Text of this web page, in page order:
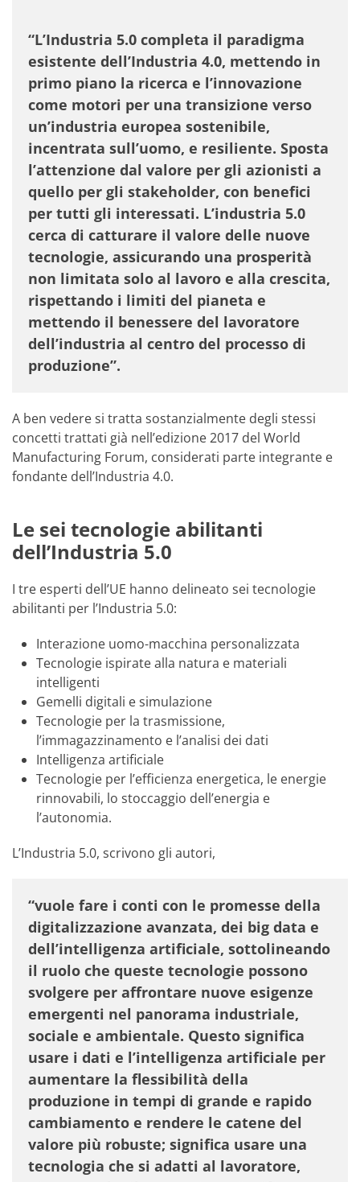
“L’Industria 5.0 completa il paradigma
esistente dell’Industria 4.0, mettendo in
primo piano la ricerca e l’innovazione
come motori per una transizione verso
un’industria europea sostenibile,
incentrata sull’uomo, e resiliente. Sposta
l’attenzione dal valore per gli azionisti a
quello per gli stakeholder, con benefici
per tutti gli interessati. L’industria 5.0
cerca di catturare il valore delle nuove
tecnologie, assicurando una prosperità
non limitata solo al lavoro e alla crescita,
rispettando i limiti del pianeta e
mettendo il benessere del lavoratore
dell’industria al centro del processo di
produzione”.
A ben vedere si tratta sostanzialmente degli stessi
concetti trattati già nell’edizione 2017 del World
Manufacturing Forum, considerati parte integrante e
fondante dell’Industria 4.0.
Le sei tecnologie abilitanti
dell’Industria 5.0
I tre esperti dell’UE hanno delineato sei tecnologie
abilitanti per l’Industria 5.0:
Interazione uomo-macchina personalizzata
Tecnologie ispirate alla natura e materiali
intelligenti
Gemelli digitali e simulazione
Tecnologie per la trasmissione,
l’immagazzinamento e l’analisi dei dati
Intelligenza artificiale
Tecnologie per l’efficienza energetica, le energie
rinnovabili, lo stoccaggio dell’energia e
l’autonomia.
L’Industria 5.0, scrivono gli autori,
“vuole fare i conti con le promesse della
digitalizzazione avanzata, dei big data e
dell’intelligenza artificiale, sottolineando
il ruolo che queste tecnologie possono
svolgere per affrontare nuove esigenze
emergenti nel panorama industriale,
sociale e ambientale. Questo significa
usare i dati e l’intelligenza artificiale per
aumentare la flessibilità della
produzione in tempi di grande e rapido
cambiamento e rendere le catene del
valore più robuste; significa usare una
tecnologia che si adatti al lavoratore,